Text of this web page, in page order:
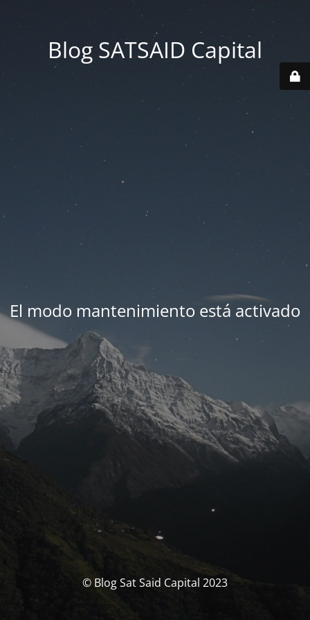
Blog SATSAID Capital
El modo mantenimiento está activado
© Blog Sat Said Capital 2023